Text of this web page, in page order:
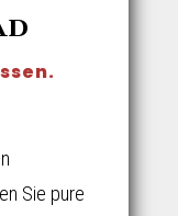
Sie pure